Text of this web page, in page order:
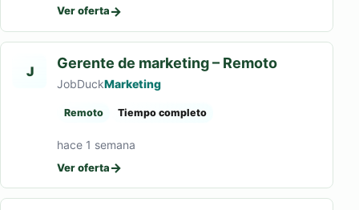
Ver oferta→
J Gerente de marketing – Remoto
JobDuckMarketing
Remoto Tiempo completo
hace 1 semana
Ver oferta→